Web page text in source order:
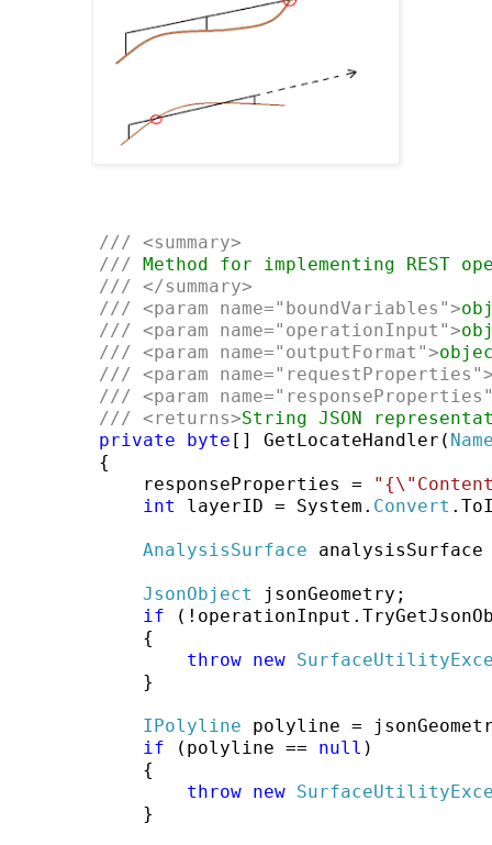
        ///
<summary>
/// Method for implementing REST
/// </summary>
/// <param name="boundVariables">
/// <param name="operationInput">
/// <param name="outputFormat">
/// <param name="requestProperties"
/// <param name=
/// <returns>String JSON
private
byte [] GetLocateHandler(
{
responseProperties =
int
layerID = System. Convert
AnalysisSurface
JsonObject
jsonGeometry;
if
{
throw new
}
IPolyline polyline =
if (polyline == null )
{
throw new
}